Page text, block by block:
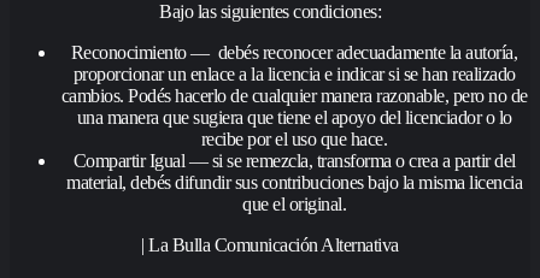
Bajo las siguientes condiciones:
Reconocimiento — debés reconocer adecuadamente la autoría,
proporcionar un enlace a la licencia e indicar si se han realizado
cambios. Podés hacerlo de cualquier manera razonable, pero no de
una manera que sugiera que tiene el apoyo del licenciador o lo
recibe por el uso que hace.
Compartir Igual — si se remezcla, transforma o crea a partir del
material, debés difundir sus contribuciones bajo la misma licencia
que el original.
| La Bulla Comunicación Alternativa